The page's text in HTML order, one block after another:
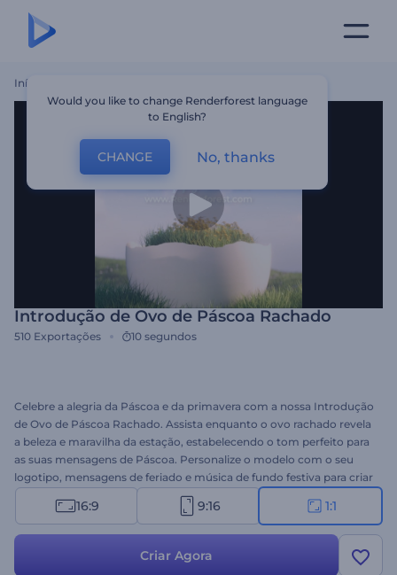
Início
Introdução de Ovo de Páscoa Rachado
510 Exportações 10 segundos
Celebre a alegria da Páscoa e da primavera com a nossa Introdução
de Ovo de Páscoa Rachado. Assista enquanto o ovo rachado revela
a beleza e maravilha da estação, estabelecendo o tom perfeito para
as suas mensagens de Páscoa. Personalize o modelo com o seu
logotipo, mensagens de feriado e música de fundo festiva para criar
um vídeo de Páscoa único em minutos. Seja para compartilhar
saudações de Páscoa com entes queridos ou promover ofertas
Crie agora e deixe a alegria da Páscoa brilhar!
16:9 9:16 1:1
Criar Agora
Would you like to change Renderforest language
to English?
CHANGE No, thanks